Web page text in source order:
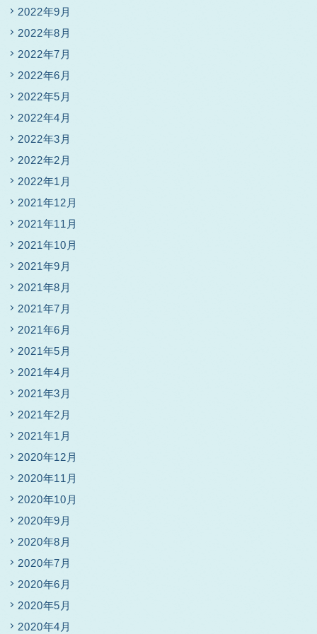
2022年9月
2022年8月
2022年7月
2022年6月
2022年5月
2022年4月
2022年3月
2022年2月
2022年1月
2021年12月
2021年11月
2021年10月
2021年9月
2021年8月
2021年7月
2021年6月
2021年5月
2021年4月
2021年3月
2021年2月
2021年1月
2020年12月
2020年11月
2020年10月
2020年9月
2020年8月
2020年7月
2020年6月
2020年5月
2020年4月